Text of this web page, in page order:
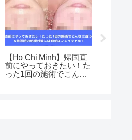
【Ho Chi Minh】帰国直
前にやっておきたい！た
った1回の施術でこんな